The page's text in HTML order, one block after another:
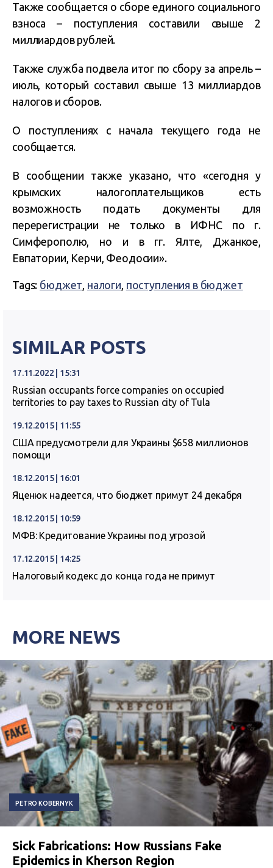
Также сообщается о сборе единого социального
взноса – поступления составили свыше 2
миллиардов рублей.
Также служба подвела итог по сбору за апрель –
июль, который составил свыше 13 миллиардов
налогов и сборов.
О поступлениях с начала текущего года не
сообщается.
В сообщении также указано, что «сегодня у
крымских налогоплательщиков есть
возможность подать документы для
перерегистрации не только в ИФНС по г.
Симферополю, но и в гг. Ялте, Джанкое,
Евпатории, Керчи, Феодосии».
Tags: бюджет, налоги, поступления в бюджет
SIMILAR POSTS
17.11.2022 | 15:31
Russian occupants force companies on occupied
territories to pay taxes to Russian city of Tula
19.12.2015 | 11:55
США предусмотрели для Украины $658 миллионов
помощи
18.12.2015 | 16:01
Яценюк надеется, что бюджет примут 24 декабря
18.12.2015 | 10:59
МФВ: Кредитование Украины под угрозой
17.12.2015 | 14:25
Налоговый кодекс до конца года не примут
MORE NEWS
PETRO KOBERNYK
Sick Fabrications: How Russians Fake
Epidemics in Kherson Region